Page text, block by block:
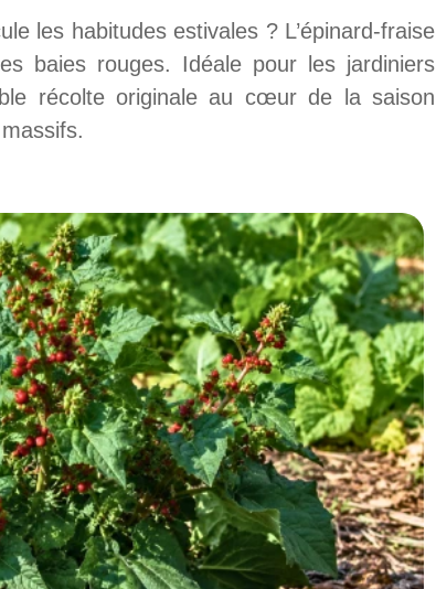
les habitudes estivales ? L’épinard-fraise
baies rouges. Idéale pour les jardiniers
récolte originale au cœur de la saison